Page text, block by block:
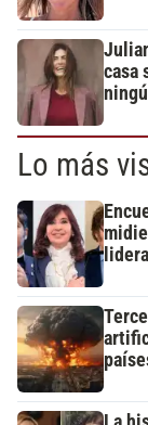
casa
Lo más